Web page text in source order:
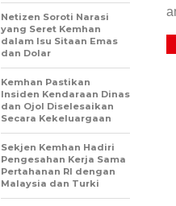
Netizen Soroti Narasi
yang Seret Kemhan
dalam Isu Sitaan Emas
dan Dolar
Kemhan Pastikan
Insiden Kendaraan Dinas
dan Ojol Diselesaikan
Secara Kekeluargaan
Sekjen Kemhan Hadiri
Pengesahan Kerja Sama
Pertahanan RI dengan
Malaysia dan Turki